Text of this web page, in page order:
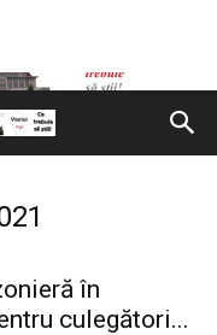
în
culegători...